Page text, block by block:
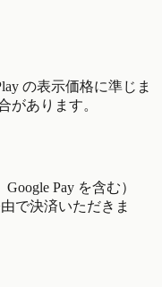
の表示価格に準じま
があります。
Pay を含む）
で決済いただきま